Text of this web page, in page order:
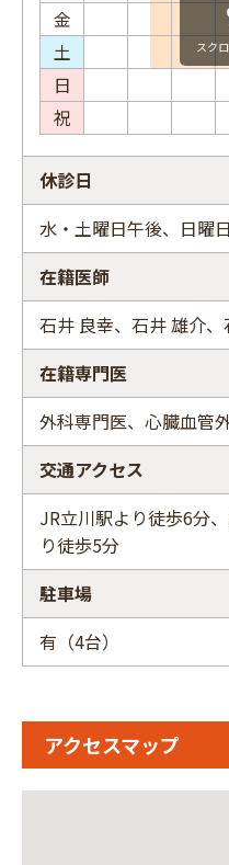
金
土
日
祝
スク
休診日
水・土曜日午後、日曜
在籍医師
石井 良幸、石井 雄介
在籍専門医
外科専門医、心臓血管
交通アクセス
JR立川駅より徒歩6分
り徒歩5分
駐車場
有（4台）
アクセスマップ